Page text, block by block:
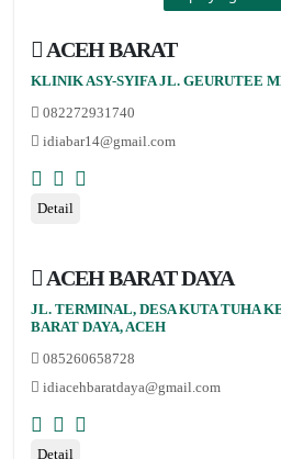
ACEH BARAT
KLINIK ASY-SYIFA JL. GEURUTEE
082272931740
idiabar14@gmail.com
Detail
ACEH BARAT DAYA
JL. TERMINAL, DESA KUTA TUHA
BARAT DAYA, ACEH
085260658728
idiacehbaratdaya@gmail.com
Detail